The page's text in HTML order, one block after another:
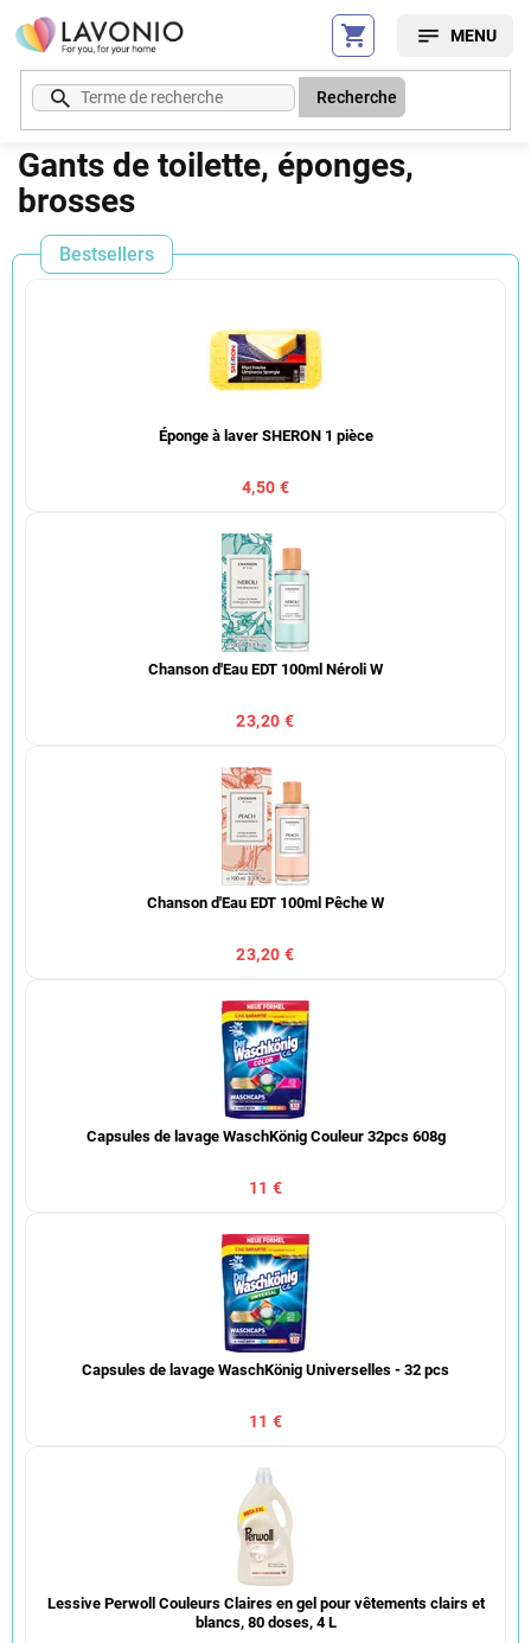
Aller
au
contenu
Recherche
Gants de toilette, éponges,
brosses
Bestsellers
Éponge à laver SHERON 1 pièce
4,50 €
Chanson d'Eau EDT 100ml Néroli W
23,20 €
Chanson d'Eau EDT 100ml Pêche W
23,20 €
Capsules de lavage WaschKönig Couleur 32pcs 608g
11 €
Capsules de lavage WaschKönig Universelles - 32 pcs
11 €
Lessive Perwoll Couleurs Claires en gel pour vêtements clairs et
blancs, 80 doses, 4 L